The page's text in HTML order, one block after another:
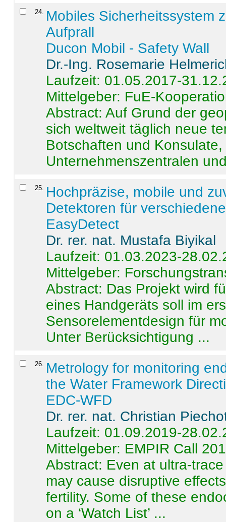
24. Mobiles Sicherheitssystem
Aufprall
Ducon Mobil - Safety Wall
Dr.-Ing. Rosemarie
Laufzeit: 01.05.2017-
Mittelgeber: FuE-
Abstract:Auf Grund der
sich weltweit täglich neue
Botschaften und
Unternehmenszentralen
25. Hochpräzise, mobile und
Detektoren für
EasyDetect
Dr. rer. nat. Mustafa Biyikal
Laufzeit: 01.03.2023-
Mittelgeber:
Abstract: Das Projekt wird
eines Handgeräts soll im
Sensorelementdesign für
Unter Berücksichtigung ...
26. Metrology for monitoring
the Water Framework
EDC-WFD
Dr. rer. nat. Christian
Laufzeit: 01.09.2019-
Mittelgeber: EMPIR Call
Abstract: Even at ultra-
may cause disruptive
fertility. Some of these
on a ‘Watch List’ ...